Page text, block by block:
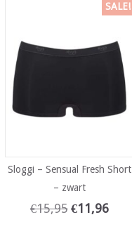
SALE!
Sloggi – Sensual Fresh Short
– zwart
€15,95 €11,96